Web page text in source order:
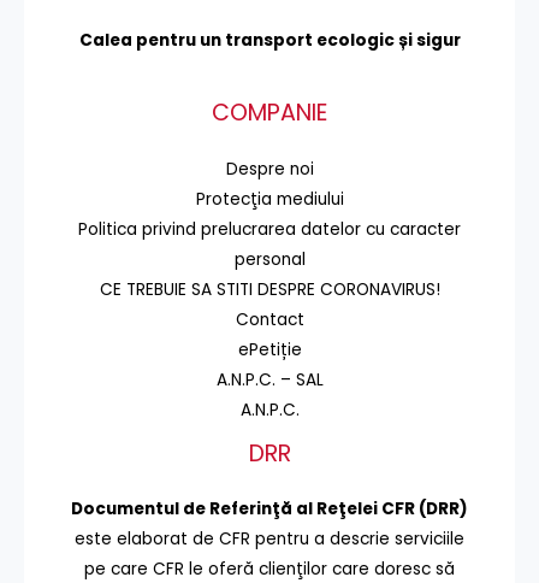
Calea pentru un transport ecologic și sigur
COMPANIE
Despre noi
Protecţia mediului
Politica privind prelucrarea datelor cu caracter
personal
CE TREBUIE SA STITI DESPRE CORONAVIRUS!
Contact
ePetiție
A.N.P.C. – SAL
A.N.P.C.
DRR
Documentul de Referinţă al Reţelei CFR (DRR)
este elaborat de CFR pentru a descrie serviciile
pe care CFR le oferă clienţilor care doresc să